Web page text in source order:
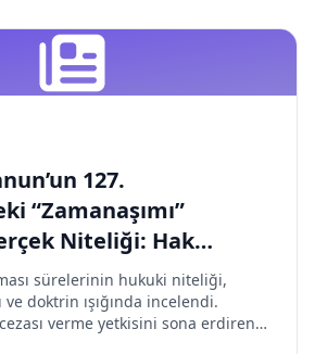
127.
“Zamanaşımı”
Niteliği: Hak
mi, Zamanaşımı mı?
sürelerinin hukuki niteliği,
ve doktrin ışığında incelendi.
verme yetkisini sona erdiren